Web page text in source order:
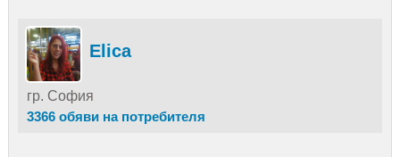
Elica
гр. София
3366 обяви на потребителя